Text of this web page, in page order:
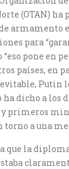
(OTAN) ha
armamento
para
“eso pone en
países, en
evitable, Putin
ha dicho a los
y primeros
a una
que la